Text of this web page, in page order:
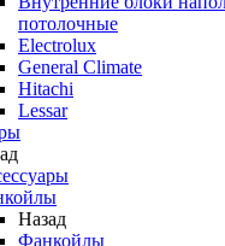
потолочные
Electrolux
General Climate
Hitachi
Lessar
Назад
Фанкойлы